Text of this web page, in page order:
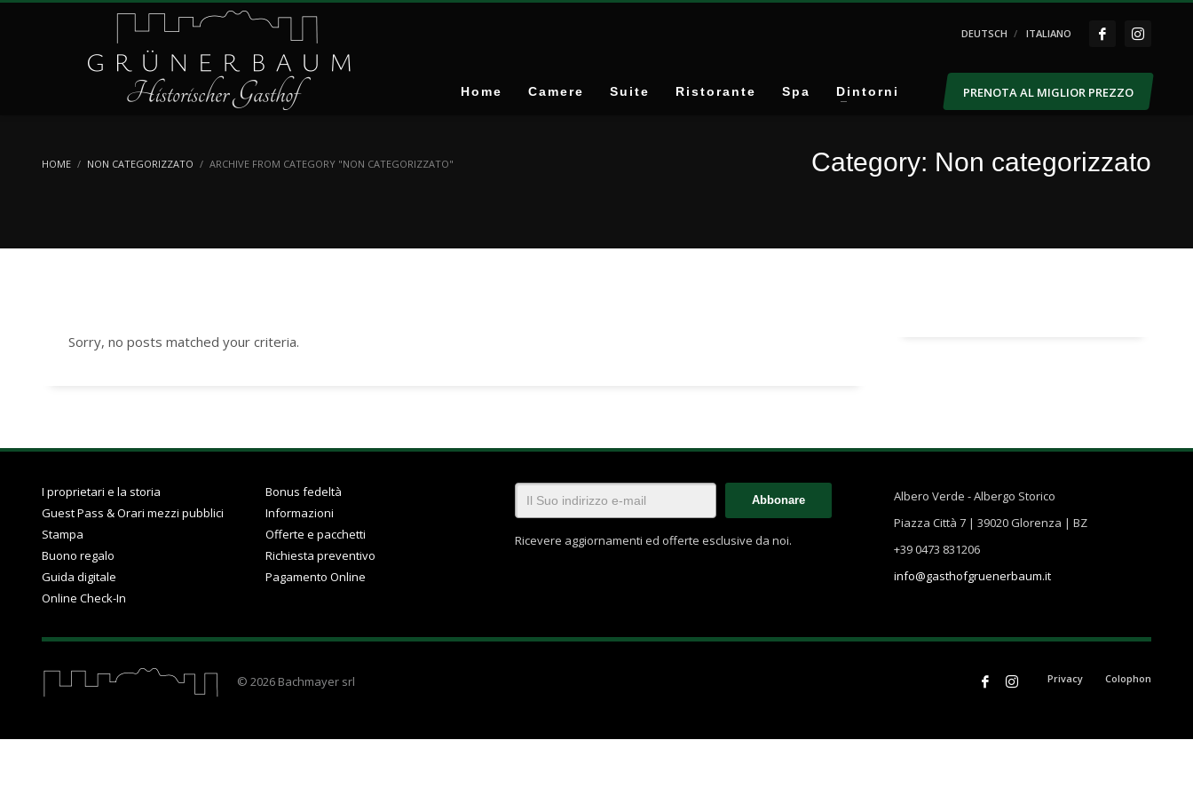
DEUTSCH ITALIANO
Home Camere Suite Ristorante Spa Dintorni PRENOTA AL MIGLIOR PREZZO
HOME NON CATEGORIZZATO ARCHIVE FROM CATEGORY "NON CATEGORIZZATO" Category: Non categorizzato
Sorry, no posts matched your criteria.
I proprietari e la storia
Bonus fedeltà
Guest Pass & Orari mezzi pubblici
Informazioni
Stampa
Offerte e pacchetti
Buono regalo
Richiesta preventivo
Guida digitale
Pagamento Online
Online Check-In
Ricevere aggiornamenti ed offerte esclusive da noi.
Albero Verde - Albergo Storico
Piazza Città 7 | 39020 Glorenza | BZ
+39 0473 831206
info@gasthofgruenerbaum.it
Privacy Colophon
© 2026 Bachmayer srl